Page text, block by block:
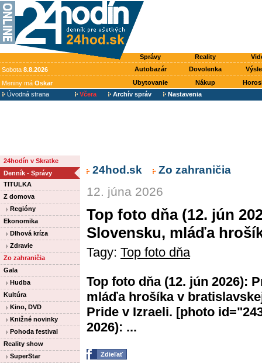
Správy Reality
Sobota 8.8.2026 Autobazár Dovolenka
Meniny má Oskar Ubytovanie Nákup
Úvodná strana
Včera Archív správ Nastavenia
24hodín v Skratke
Denník - Správy
TITULKA
Z domova
Regióny
Ekonomika
Dlhová kríza
Zdravie
Zo zahraničia
Gala
Hudba
Kultúra
Kino, DVD
Knižné novinky
Pohoda festival
Reality show
SuperStar
24hod.sk Zo zahraničia
12. júna 2026
Top foto dňa (12. jún
Slovensku, mláďa
Tagy: Top foto dňa
Top foto dňa (12. jún 2026):
mláďa hrošíka v
Pride v Izraeli. [photo
2026): ...
Zdieľať